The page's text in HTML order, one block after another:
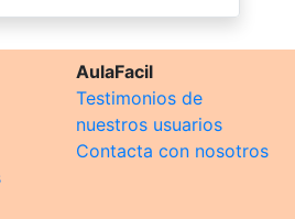
AulaFacil
Testimonios de
nuestros usuarios
Contacta con nosotros